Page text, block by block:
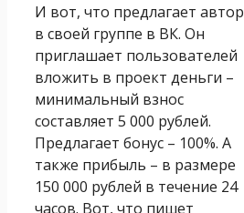
И вот, что предлагает автор
в своей группе в ВК. Он
приглашает пользователей
вложить в проект деньги –
минимальный взнос
составляет 5 000 рублей.
Предлагает бонус – 100%. А
также прибыль – в размере
150 000 рублей в течение 24
часов. Вот, что пишет